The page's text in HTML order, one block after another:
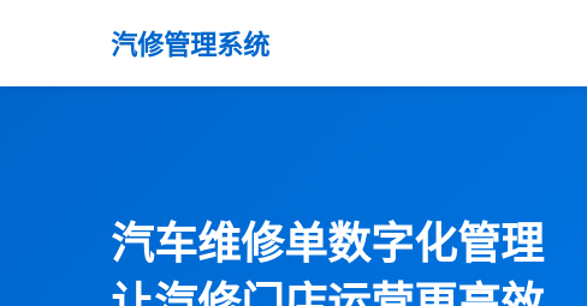
汽修管理系统
汽车维修单数字化管理